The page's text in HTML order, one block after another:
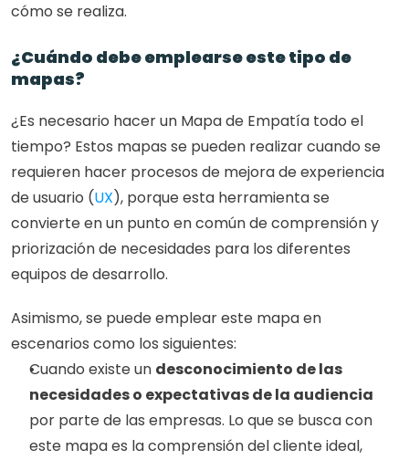
cómo se realiza.
¿Cuándo debe emplearse este tipo de
mapas?
¿Es necesario hacer un Mapa de Empatía todo el
tiempo? Estos mapas se pueden realizar cuando se
requieren hacer procesos de mejora de experiencia
de usuario (UX), porque esta herramienta se
convierte en un punto en común de comprensión y
priorización de necesidades para los diferentes
equipos de desarrollo.
Asimismo, se puede emplear este mapa en
escenarios como los siguientes:
Cuando existe un desconocimiento de las
necesidades o expectativas de la audiencia
por parte de las empresas. Lo que se busca con
este mapa es la comprensión del cliente ideal,